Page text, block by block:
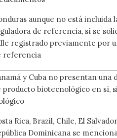
aunque no está incluida
de referencia, sí se
registrado previamente por
referencia
y Cuba no presentan
producto biotecnológico en sí,
Rica, Brazil, Chile, El
Dominicana se